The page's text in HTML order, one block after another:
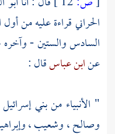
الحرانيقراءة عليه من أول
السادس والستين -
عنابن عباسقال :
" الأنبياء منبني
وصالح،وشعيب،